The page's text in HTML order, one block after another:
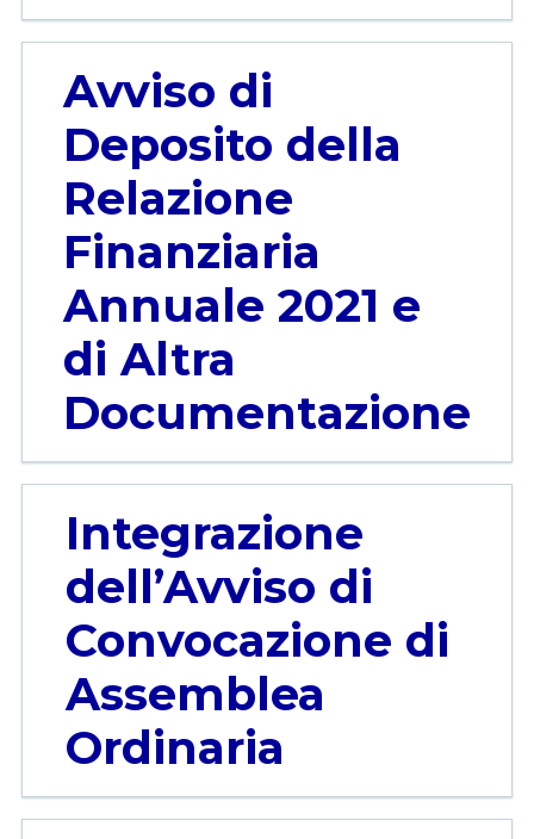
Avviso di
Deposito della
Relazione
Finanziaria
Annuale 2021 e
di Altra
Documentazione
Integrazione
dell’Avviso di
Convocazione di
Assemblea
Ordinaria